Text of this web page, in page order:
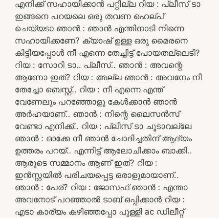
എനിക്ക് സഹായിക്കാൻ പറ്റില്ല റിയ : പ്ലീസ് ടാ
ഇങ്ങനെ പറയലെ ഒരു തവണ ഹെല്പ്
ചെയ്യടാ ഞാൻ : ഞാൻ എന്തിനാടി നിന്നെ
സഹായിക്കണേ? ക്യാഷ് ഉള്ള ഒരു മൈരനെ
കിട്ടിയപ്പോൾ നീ എന്നെ തേച്ചിട്ട് പോയതല്ലെടി?
റിയ : സോറി ടാ.. പ്ലീസ്.. ഞാൻ : അവന്റെ
ആണോ ഇത്? റിയ : അല്ല ഞാൻ : അവനേം നീ
തേച്ചോ ബെസ്റ്റ്.. റിയ : നീ എന്നെ എന്ത്
വേണേലും പറഞ്ഞോളൂ കേൾക്കാൻ ഞാൻ
അർഹയാണ്.. ഞാൻ : നിന്റെ ലൈസൻസ്
വേണ്ടാ എനിക്ക്.. റിയ : പ്ലീസ് ടാ ചൂടാവല്ലേ
ഞാൻ : ഓക്കേ നീ ഞാൻ ചോദിച്ചതിന് ആദ്യം
ഉത്തരം പറയ്.. എന്നിട്ട് ആലോചിക്കാം ബാക്കി..
ആരുടെ സമ്മാനം ആണ് ഇത്? റിയ :
ഇൻസ്റ്റയിൽ പരിചയപ്പെട്ട ഒരാളുമായാണ്..
ഞാൻ : പേര്? റിയ : ജോസഫ് ഞാൻ : എന്താ
അവനോട് പറഞ്ഞാൽ ടാബ് ഒപ്പിക്കാൻ റിയ :
എടാ കാര്യം കഴിഞ്ഞപ്പോ പുള്ളി ac ഡിലീറ്റ്